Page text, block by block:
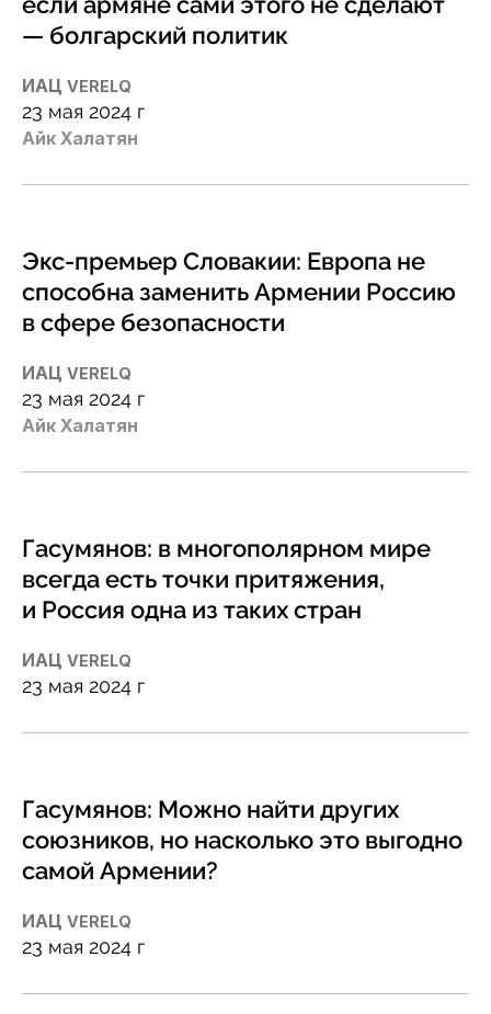
— болгарский политик
ИАЦ VERELQ
23 мая 2024 г
Айк Халатян
Экс-премьер Словакии: Европа не
способна заменить Армении Россию
в сфере безопасности
ИАЦ VERELQ
23 мая 2024 г
Айк Халатян
Гасумянов: в многополярном мире
всегда есть точки притяжения,
и Россия одна из таких стран
ИАЦ VERELQ
23 мая 2024 г
Гасумянов: Можно найти других
союзников, но насколько это выгодно
самой Армении?
ИАЦ VERELQ
23 мая 2024 г